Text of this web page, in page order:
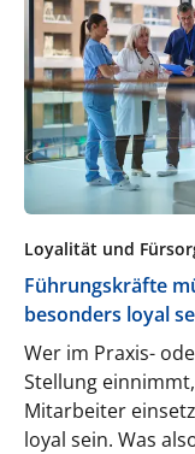
Loyalität und
Führungskräfte
besonders loyal
Wer im Praxis-
Stellung
Mitarbeiter
loyal sein. Was